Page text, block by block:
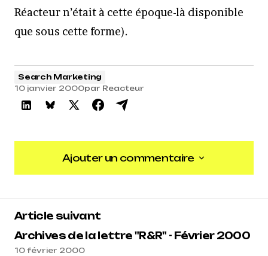
Réacteur n’était à cette époque-là disponible
que sous cette forme).
Search Marketing
10 janvier 2000par Reacteur
Ajouter un commentaire
Ajouter un commentaire
Article suivant
Archives de la lettre "R&R" - Février 2000
10 février 2000